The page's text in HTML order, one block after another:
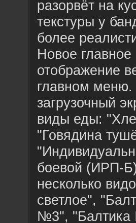
разорвёт на
текстуры у
более
Новое
отображение
главном
загрузочный
виды еды:
"Говядина
боевой (ИРП-
несколько
светлое",
№3", "Балтика